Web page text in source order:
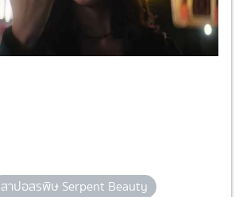
สาปอสรพิษ Serpent Beauty